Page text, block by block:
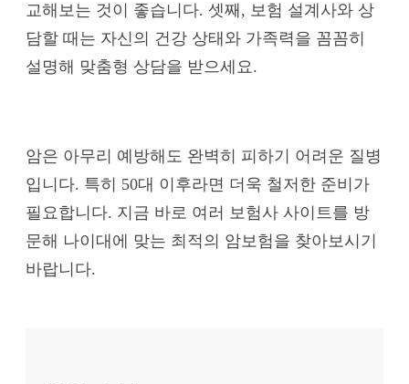
교해보는 것이 좋습니다. 셋째, 보험 설계사와 상
담할 때는 자신의 건강 상태와 가족력을 꼼꼼히
설명해 맞춤형 상담을 받으세요.
암은 아무리 예방해도 완벽히 피하기 어려운 질병
입니다. 특히 50대 이후라면 더욱 철저한 준비가
필요합니다. 지금 바로 여러 보험사 사이트를 방
문해 나이대에 맞는 최적의 암보험을 찾아보시기
바랍니다.